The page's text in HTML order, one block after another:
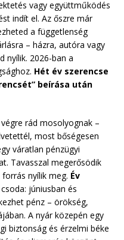
vagy együttműködés
indít el. Az őszre már
a függetlenség
– házra, autóra vagy
nyílik. 2026-ban a
Hét év szerencse
beírása után
rád mosolyognak –
most bőségesen
váratlan pénzügyi
Tavasszal megerősödik
nyílik meg. Év
júniusban és
pénz – örökség,
A nyár közepén egy
biztonság és érzelmi béke